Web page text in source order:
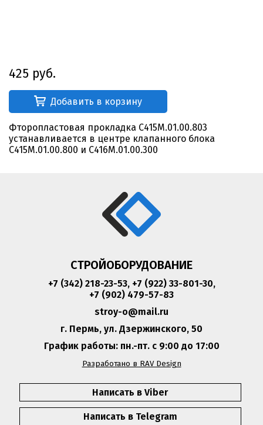
425 руб.
Добавить в корзину
Фторопластовая прокладка С415М.01.00.803
устанавливается в центре клапанного блока
С415М.01.00.800 и С416М.01.00.300
СТРОЙОБОРУДОВАНИЕ
+7 (342) 218-23-53, +7 (922) 33-801-30,
+7 (902) 479-57-83
stroy-o@mail.ru
г. Пермь, ул. Дзержинского, 50
График работы: пн.-пт. с 9:00 до 17:00
Разработано в RAV Design
Написать в Viber
Написать в Telegram